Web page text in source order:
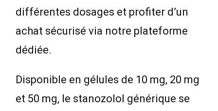
différentes dosages et profiter d’un
achat sécurisé via notre plateforme
dédiée.
Disponible en gélules de 10 mg, 20 mg
et 50 mg, le stanozolol générique se